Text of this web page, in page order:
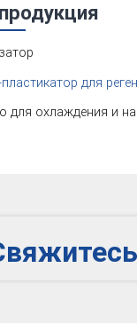
для
для охлаждения и